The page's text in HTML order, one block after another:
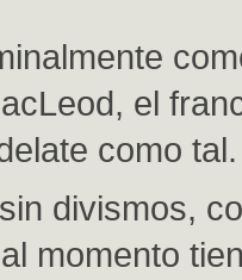
el
como tal.
divismos,
momento